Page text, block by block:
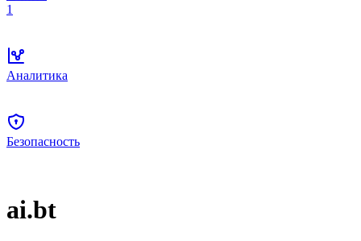
1
Аналитика
Безопасность
ai.bt